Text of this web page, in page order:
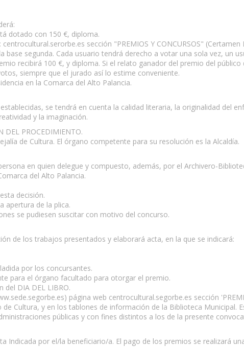
dotado con 150 €, diploma.
sección "PREMIOS Y CONCURSOS"
segunda. Cada usuario tendrá derecho a votar una sola vez, un
recibirá 100 €, y diploma. Si el relato ganador del premio del
siempre que el jurado así lo estime conveniente.
en la Comarca del Alto Palancia.
se tendrá en cuenta la calidad literaria, la originalidad del
y la imaginación.
DEL PROCEDIMIENTO.
de Cultura. El órgano competente para su resolución es la Alcaldía.
en quien delegue y compuesto, además, por el Archivero-
del Alto Palancia.
decisión.
apertura de la plica.
se pudiesen suscitar con motivo del concurso.
de los trabajos presentados y elaborará acta, en la que se indicará:
por los concursantes.
para el órgano facultado para otorgar el premio.
del DIA DEL LIBRO.
página web centrocultural.segorbe.es sección
Cultura, y en los tablones de información de la Biblioteca Municipal.
públicas y con fines distintos a los de la presente
Indicada por el/la beneficiario/a. El pago de los premios se realizará